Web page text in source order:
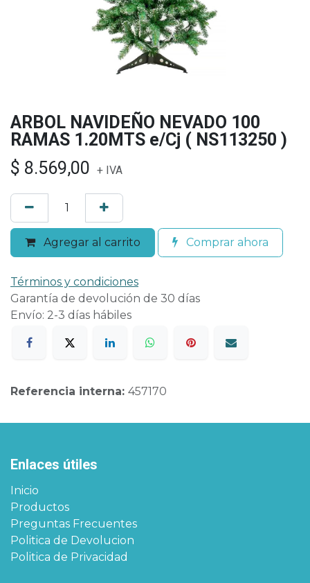
ARBOL NAVIDEÑO NEVADO 100
RAMAS 1.20MTS e/Cj ( NS113250 )
$ 8.569,00 + IVA
Agregar al carrito Comprar ahora
Términos y condiciones
Garantía de devolución de 30 días
Envío: 2-3 días hábiles
Referencia interna: 457170
Enlaces útiles
Inicio
Productos
Preguntas Frecuentes
Politica de Devolucion
Politica de Privacidad